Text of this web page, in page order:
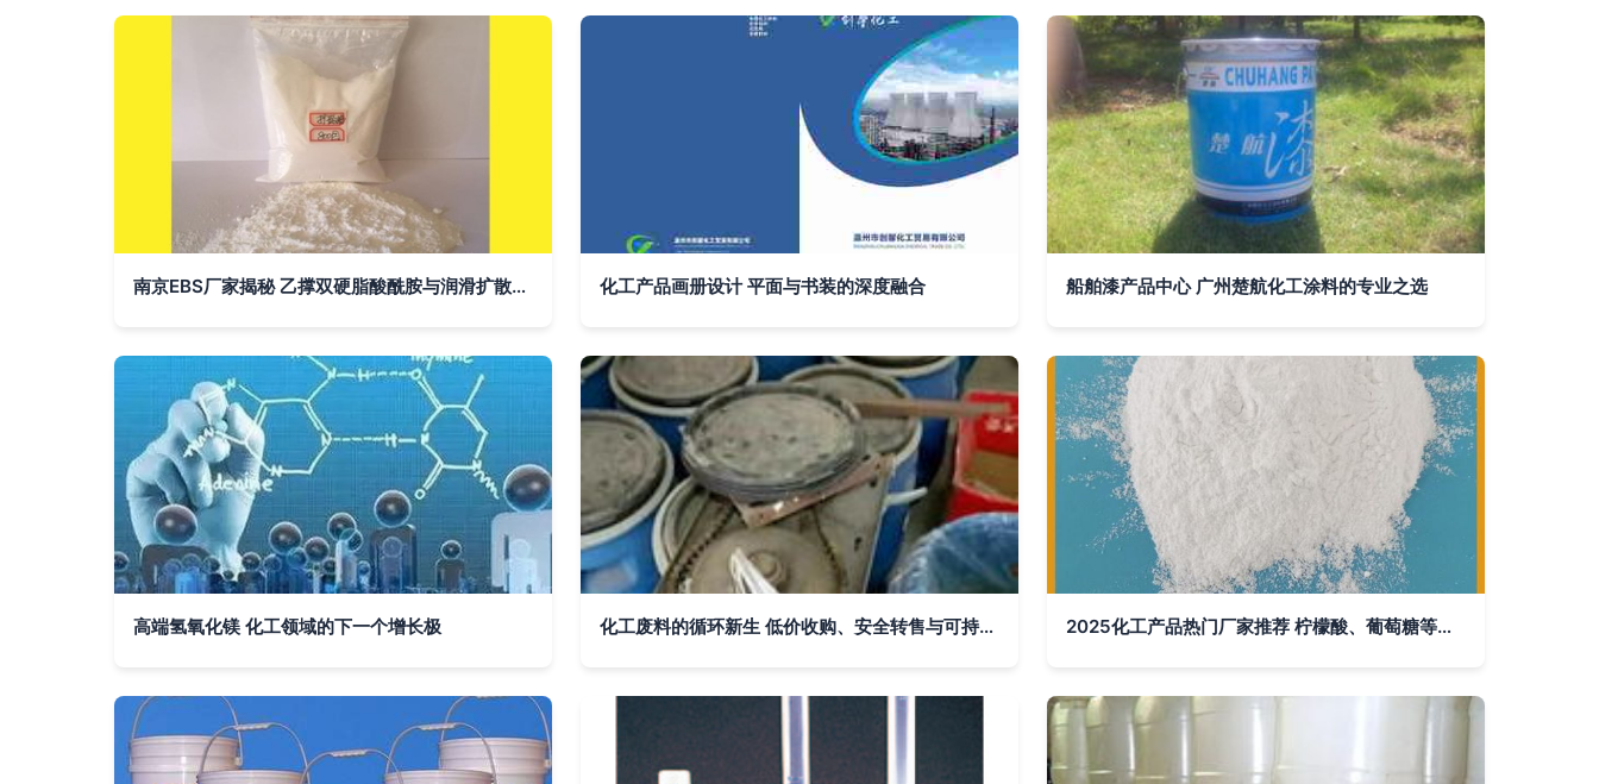
南京EBS厂家揭秘 乙撑双硬脂酸酰胺与润滑扩散粉的高清细节图分析——以盛彤悦化工科技为例 化工产品画册设计 平面与书装的深度融合 船舶漆产品中心 广州楚航化工涂料的专业之选
高端氢氧化镁 化工领域的下一个增长极 化工废料的循环新生 低价收购、安全转售与可持续发展 2025化工产品热门厂家推荐 柠檬酸、葡萄糖等日化及功能化学品领域重点企业